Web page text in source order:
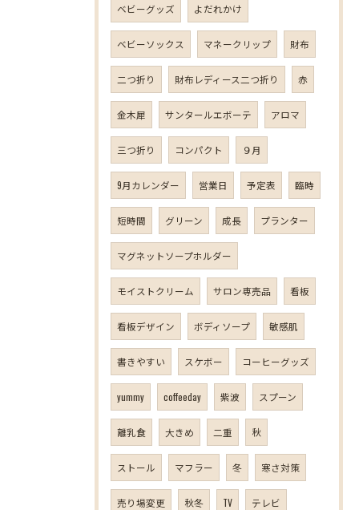
ベビーグッズ よだれかけ
ベビーソックス マネークリップ 財布
二つ折り 財布レディース二つ折り 赤
金木犀 サンタールエボーテ アロマ
三つ折り コンパクト ９月
9月カレンダー 営業日 予定表 臨時
短時間 グリーン 成長 プランター
マグネットソープホルダー
モイストクリーム サロン専売品 看板
看板デザイン ボディソープ 敏感肌
書きやすい スケボー コーヒーグッズ
yummy coffeeday 紫波 スプーン
離乳食 大きめ 二重 秋
ストール マフラー 冬 寒さ対策
売り場変更 秋冬 TV テレビ